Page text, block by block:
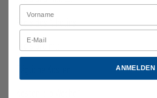
Preis des Nikotins
Preis pro ml:
ANMELDEN